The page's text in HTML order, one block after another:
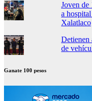
Joven de
a
Xalatlaco
Detienen
de
Ganate 100 pesos